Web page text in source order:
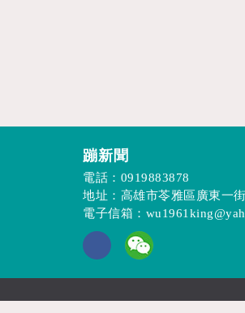
蹦新聞
電話： 0919883878
地址：高雄市苓雅區廣東一
電子信箱：